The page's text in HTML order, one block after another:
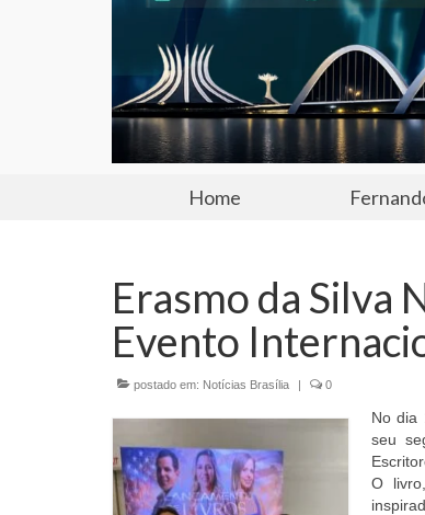
Home
Erasmo da Silva
Evento
postado em: Notícias Brasília | 0
No dia
seu
O